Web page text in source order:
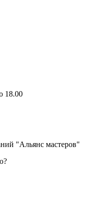
18.00
"Альянс мастеров"